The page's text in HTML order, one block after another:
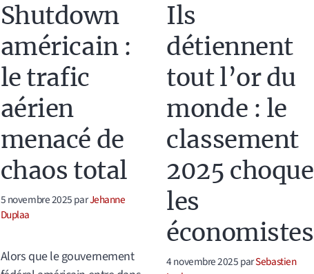
Shutdown
américain :
le trafic
aérien
menacé de
chaos total
5 novembre 2025parJehanne
Duplaa
Alors que le gouvernement
Ils
détiennent
tout l’or du
monde : le
classement
2025 choque
les
économistes
4 novembre 2025parSebastien